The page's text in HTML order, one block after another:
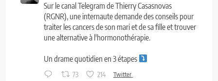
Sur le canal Telegram de Thierry Casasnovas
(RGNR), une internaute demande des conseils pour
traiter les cancers de son mari et de sa fille et trouver
une alternative à l'hormonothérapie.
Un drame quotidien en 3 étapes
73 214 Twitter